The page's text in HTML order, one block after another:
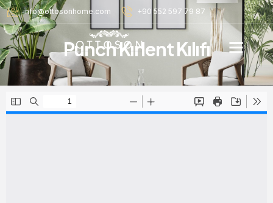
info@ottosonhome.com +90 552 597 79 87
Punch Kırlent Kılıfı